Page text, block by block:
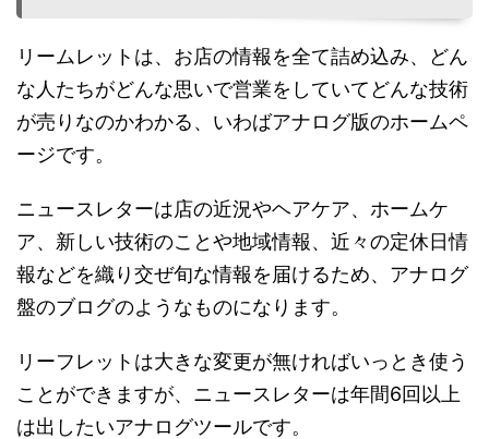
リームレットは、お店の情報を全て詰め込み、どん
な人たちがどんな思いで営業をしていてどんな技術
が売りなのかわかる、いわばアナログ版のホームペ
ージです。
ニュースレターは店の近況やヘアケア、ホームケ
ア、新しい技術のことや地域情報、近々の定休日情
報などを織り交ぜ旬な情報を届けるため、アナログ
盤のブログのようなものになります。
リーフレットは大きな変更が無ければいっとき使う
ことができますが、ニュースレターは年間6回以上
は出したいアナログツールです。